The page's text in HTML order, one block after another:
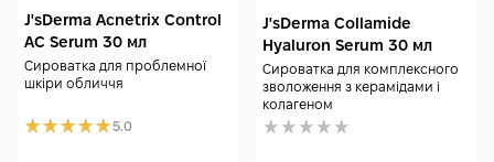
J'sDerma Acnetrix Control
AC Serum 30 мл
Сироватка для проблемної
шкіри обличчя
5.0
J'sDerma Collamide
Hyaluron Serum 30 мл
Сироватка для комплексного
зволоження з керамідами і
колагеном